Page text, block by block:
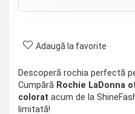
Adaugă la favorite
Descoperă rochia perfectă
Cumpără Rochie LaDonna
colorat acum de la
limitată!